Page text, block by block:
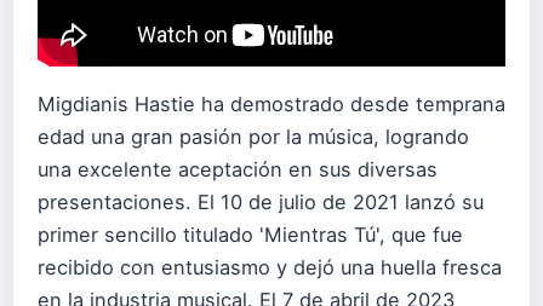
Migdianis Hastie ha demostrado desde temprana
edad una gran pasión por la música, logrando
una excelente aceptación en sus diversas
presentaciones. El 10 de julio de 2021 lanzó su
primer sencillo titulado 'Mientras Tú', que fue
recibido con entusiasmo y dejó una huella fresca
en la industria musical. El 7 de abril de 2023